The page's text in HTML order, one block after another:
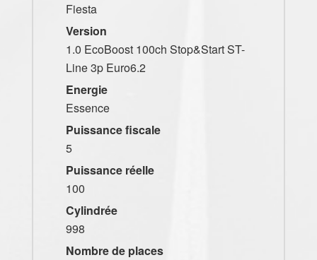
Fiesta
Version
1.0 EcoBoost 100ch Stop&Start ST-
Line 3p Euro6.2
Energie
Essence
Puissance fiscale
5
Puissance réelle
100
Cylindrée
998
Nombre de places